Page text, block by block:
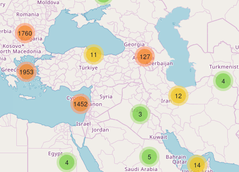
5
14
4
3
12
127
1760
4
11
1452
1953